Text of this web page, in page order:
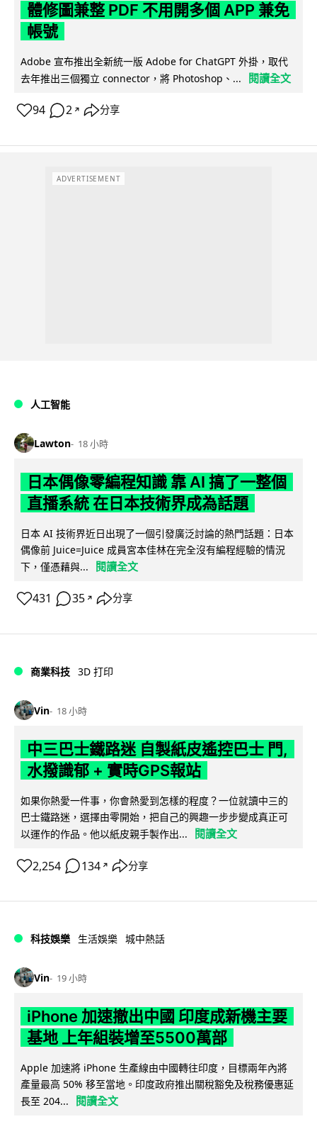
體修圖兼整 PDF 不用開多個 APP 兼免
帳號
Adobe 宣布推出全新統一版 Adobe for ChatGPT 外掛，取代
去年推出三個獨立 connector，將 Photoshop、...
閱讀全文
94 2 ↗ 分享
ADVERTISEMENT
人工智能
Lawton 18 小時
日本偶像零編程知識 靠 AI 搞了一整個
直播系統 在日本技術界成為話題
日本 AI 技術界近日出現了一個引發廣泛討論的熱門話題：日本
偶像前 Juice=Juice 成員宮本佳林在完全沒有編程經驗的情況
下，僅憑藉與...
閱讀全文
431 35 ↗ 分享
商業科技 3D 打印
Vin 18 小時
中三巴士鐵路迷 自製紙皮遙控巴士 門,
水撥識郁 + 實時GPS報站
如果你熱愛一件事，你會熱愛到怎樣的程度？一位就讀中三的
巴士鐵路迷，選擇由零開始，把自己的興趣一步步變成真正可
以運作的作品。他以紙皮親手製作出...
閱讀全文
2,254 134 ↗ 分享
科技娛樂 生活娛樂 城中熱話
Vin 19 小時
iPhone 加速撤出中國 印度成新機主要
基地 上年組裝增至5500萬部
Apple 加速將 iPhone 生產線由中國轉往印度，目標兩年內將
產量最高 50% 移至當地。印度政府推出關稅豁免及稅務優惠延
長至 204...
閱讀全文